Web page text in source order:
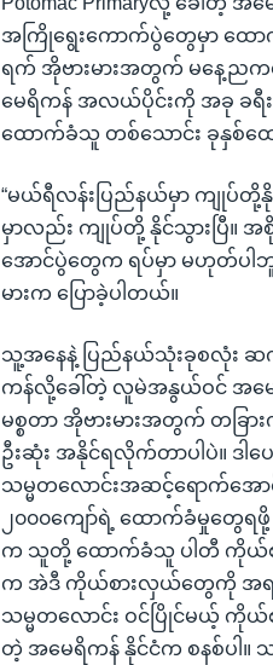
အကြိုရွေးကောက်ပွဲတွေမှာ ထ
ရက် အိုဗားမားအတွက် မနေ့ညက
မေရိကန် အလယ်ပိုင်းကို အခု ခရီ
ထောက်ခံသူ တစ်သောင်း ခုနှစ်ထေ
“မယ်ရီလန်းပြည်နယ်မှာ ကျုပ်တို့နိုင်
မှာလည်း ကျုပ်တို့ နိုင်သွားပြီ။
အောင်ပွဲတွေက ရပ်မှာ မဟုတ်ပါဘူ
မားက ပြောခဲ့ပါတယ်။
သူ့အနေနဲ့ ပြည်နယ်သုံးခုစလုံး
ကန်လို့ခေါ်တဲ့ လူမဲအနွယ်ဝင် အ
မစ္စတာ အိုဗားမားအတွက် တခ
ဦးဆုံး အနိုင်ရလိုက်တာပါပဲ။ ဒ
သမ္မတလောင်းအဆင့်ရောက်အေ
၂၀၀၀ကျော်ရဲ့ ထောက်ခံမှုတွေရ
က သူတို့ ထောက်ခံသူ ပါတီ ကိုယ်စာ
က အဲဒီ ကိုယ်စားလှယ်တွေကို အရင်
သမ္မတလောင်း ဝင်ပြိုင်မယ့် ကိုယ်
တဲ့ အမေရိကန် နိုင်ငံက စနစ်ပါ